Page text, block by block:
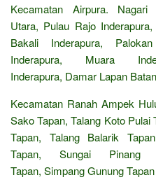
Kecamatan Airpura. Nagari
Utara, Pulau Rajo
Bakali Inderapura,
Inderapura, Muara
Inderapura, Damar Lapan
Kecamatan Ranah Ampek
Sako Tapan, Talang Koto
Tapan, Talang Balarik
Tapan, Sungai Pinang
Tapan, Simpang Gunung Tapan